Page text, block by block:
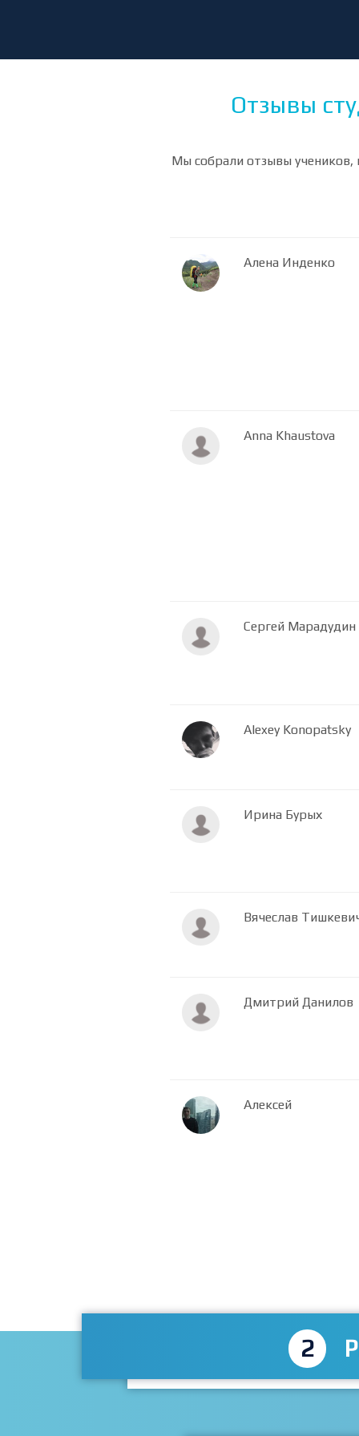
Отзывы
Мы собрали отзывы учеников,
Алена Инденко
Anna Khaustova
Сергей Марадудин
Alexey Konopatsky
Ирина Бурых
Вячеслав
Дмитрий Данилов
Алексей
2